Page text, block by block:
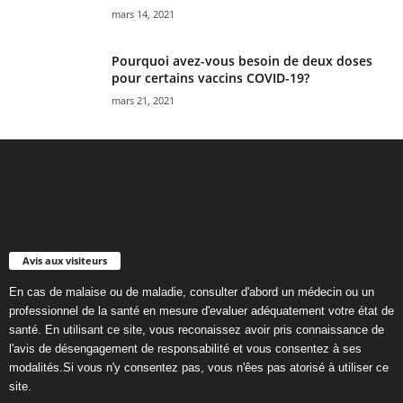
mars 14, 2021
Pourquoi avez-vous besoin de deux doses
pour certains vaccins COVID-19?
mars 21, 2021
Avis aux visiteurs
En cas de malaise ou de maladie, consulter d'abord un médecin ou un
professionnel de la santé en mesure d'evaluer adéquatement votre état de
santé. En utilisant ce site, vous reconaissez avoir pris connaissance de
l'avis de désengagement de responsabilité et vous consentez à ses
modalités.Si vous n'y consentez pas, vous n'êes pas atorisé à utiliser ce
site.